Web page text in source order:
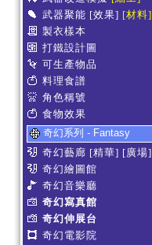
武器聚能 [效果] [材料]
製衣樣本
打鐵設計圖
可生產物品
料理食譜
角色稱號
食物效果
奇幻系列 - Fantasy
奇幻藝廊 [精華] [廣場]
奇幻繪圖館
奇幻音樂廳
奇幻寫真館
奇幻伸展台
奇幻電影院